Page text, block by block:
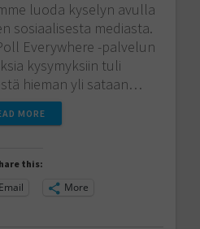
luoda kyselyn avulla
sosiaalisesta mediasta.
Everywhere -palvelun
kysymyksiin tuli
hieman yli sataan…
MORE
this:
Email More